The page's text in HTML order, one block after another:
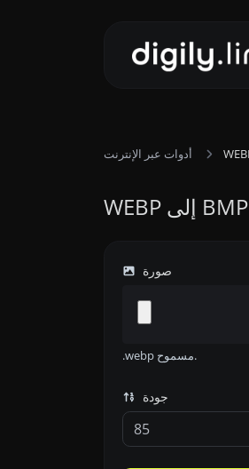
أدوات عبر الإنترنت
WEBP إلى BMP
صورة
.webp مسموح.
جودة